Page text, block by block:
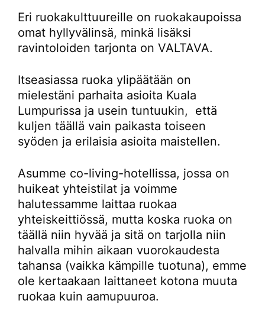
Eri ruokakulttuureille on ruokakaupoissa
omat hyllyvälinsä, minkä lisäksi
ravintoloiden tarjonta on VALTAVA.
Itseasiassa ruoka ylipäätään on
mielestäni parhaita asioita Kuala
Lumpurissa ja usein tuntuukin, että
kuljen täällä vain paikasta toiseen
syöden ja erilaisia asioita maistellen.
Asumme co-living-hotellissa, jossa on
huikeat yhteistilat ja voimme
halutessamme laittaa ruokaa
yhteiskeittiössä, mutta koska ruoka on
täällä niin hyvää ja sitä on tarjolla niin
halvalla mihin aikaan vuorokaudesta
tahansa (vaikka kämpille tuotuna), emme
ole kertaakaan laittaneet kotona muuta
ruokaa kuin aamupuuroa.